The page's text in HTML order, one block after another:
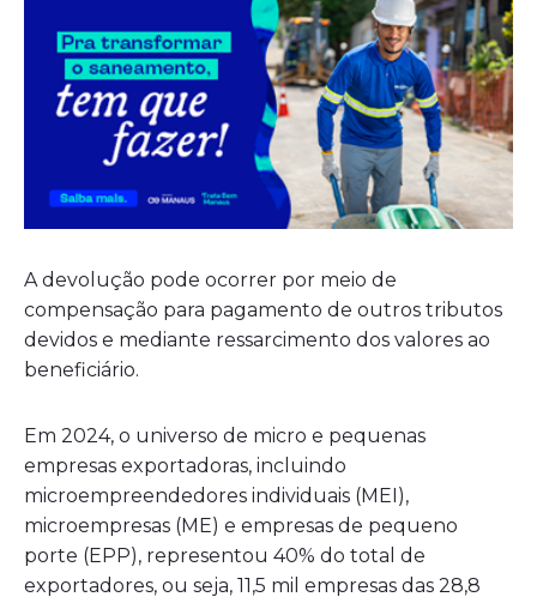
A devolução pode ocorrer por meio de
compensação para pagamento de outros tributos
devidos e mediante ressarcimento dos valores ao
beneficiário.
Em 2024, o universo de micro e pequenas
empresas exportadoras, incluindo
microempreendedores individuais (MEI),
microempresas (ME) e empresas de pequeno
porte (EPP), representou 40% do total de
exportadores, ou seja, 11,5 mil empresas das 28,8